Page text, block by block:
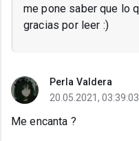
me pone saber que lo
gracias por leer :)
Perla Valdera
20.05.2021, 03:39:03
Me encanta ?